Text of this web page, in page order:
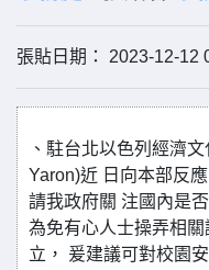
張貼日期： 2023-12-
、駐台北以色列經濟
Yaron)近 日向本部反
請我政府關 注國內是
為免有心人士操弄相
立， 爰建議可對校園